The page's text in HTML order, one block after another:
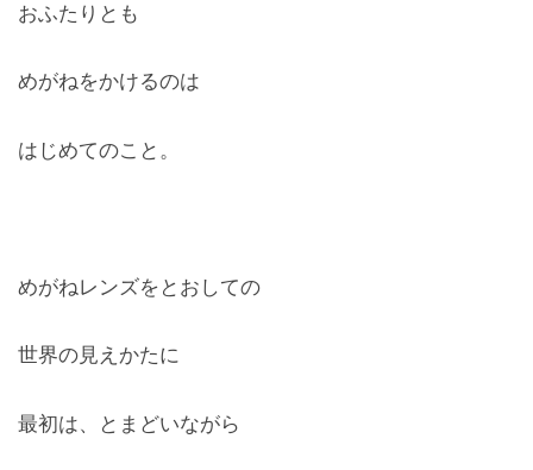
おふたりとも
めがねをかけるのは
はじめてのこと。
めがねレンズをとおしての
世界の見えかたに
最初は、とまどいながら